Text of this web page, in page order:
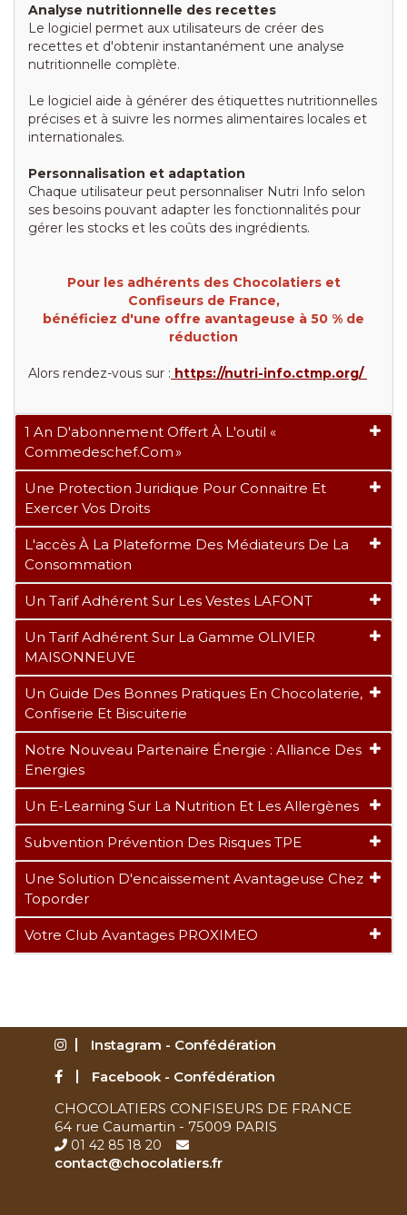
Analyse nutritionnelle des recettes
Le logiciel permet aux utilisateurs de créer des
recettes et d'obtenir instantanément une analyse
nutritionnelle complète.
Le logiciel aide à générer des étiquettes nutritionnelles
précises et à suivre les normes alimentaires locales et
internationales.
Personnalisation et adaptation
Chaque utilisateur peut personnaliser Nutri Info selon
ses besoins pouvant adapter les fonctionnalités pour
gérer les stocks et les coûts des ingrédients.
Pour les adhérents des Chocolatiers et
Confiseurs de France,
bénéficiez d'une offre avantageuse à 50 % de
réduction
Alors rendez-vous sur : https://nutri-info.ctmp.org/
1 An D'abonnement Offert À L'outil «
Commedeschef.com »
Une Protection Juridique Pour Connaitre Et
Exercer Vos Droits
L'accès À La Plateforme Des Médiateurs De La
Consommation
Un Tarif Adhérent Sur Les Vestes LAFONT
Un Tarif Adhérent Sur La Gamme OLIVIER
MAISONNEUVE
Un Guide Des Bonnes Pratiques En Chocolaterie,
Confiserie Et Biscuiterie
Notre Nouveau Partenaire Énergie : Alliance Des
Energies
Un E-Learning Sur La Nutrition Et Les Allergènes
Subvention Prévention Des Risques TPE
Une Solution D'encaissement Avantageuse Chez
Toporder
Votre Club Avantages PROXIMEO
Instagram - Confédération
Facebook - Confédération
CHOCOLATIERS CONFISEURS DE FRANCE
64 rue Caumartin - 75009 PARIS
01 42 85 18 20
contact@chocolatiers.fr